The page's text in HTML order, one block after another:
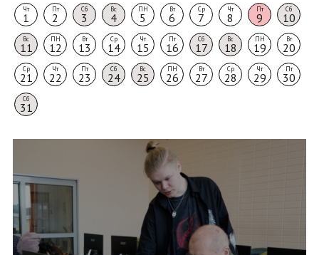
Чт
1
Пт
2
Сб
3
Вс
4
ПН
5
Вт
6
Ср
7
Чт
8
Пт
9
Сб
10
Вс
11
ПН
12
Вт
13
Ср
14
Чт
15
Пт
16
Сб
17
Вс
18
ПН
19
Вт
20
Ср
21
Чт
22
Пт
23
Сб
24
Вс
25
ПН
26
Вт
27
Ср
28
Чт
29
Пт
30
Сб
31